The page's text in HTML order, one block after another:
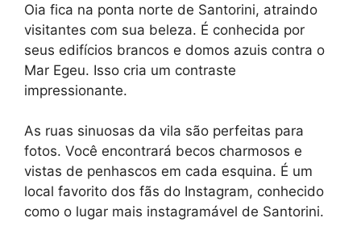
Oia fica na ponta norte de Santorini, atraindo
visitantes com sua beleza. É conhecida por
seus edifícios brancos e domos azuis contra o
Mar Egeu. Isso cria um contraste
impressionante.
As ruas sinuosas da vila são perfeitas para
fotos. Você encontrará becos charmosos e
vistas de penhascos em cada esquina. É um
local favorito dos fãs do Instagram, conhecido
como o lugar mais instagramável de Santorini.